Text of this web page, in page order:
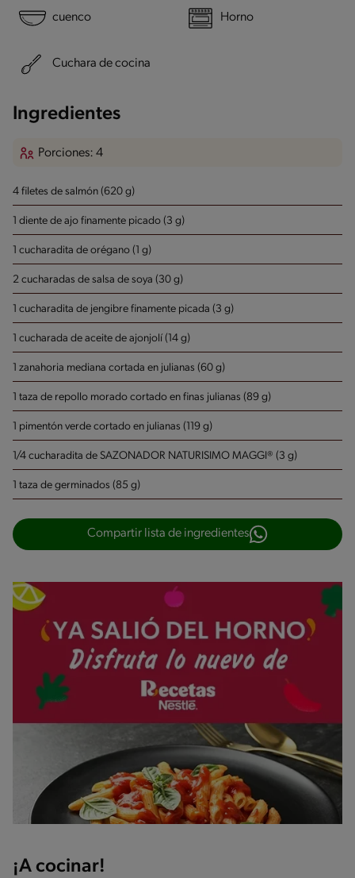
cuenco Horno
Cuchara de cocina
Ingredientes
Porciones: 4
4 filetes de salmón (620 g)
1 diente de ajo finamente picado (3 g)
1 cucharadita de orégano (1 g)
2 cucharadas de salsa de soya (30 g)
1 cucharadita de jengibre finamente picada (3 g)
1 cucharada de aceite de ajonjolí (14 g)
1 zanahoria mediana cortada en julianas (60 g)
1 taza de repollo morado cortado en finas julianas (89 g)
1 pimentón verde cortado en julianas (119 g)
1/4 cucharadita de SAZONADOR NATURISIMO MAGGI® (3 g)
1 taza de germinados (85 g)
Compartir lista de ingredientes
¡A cocinar!